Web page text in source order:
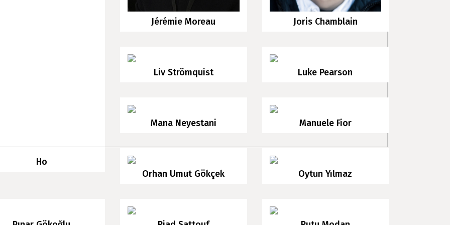
Ho
Jérémie Moreau Joris Chamblain
Liv Strömquist Luke Pearson
Mana Neyestani Manuele Fior
Orhan Umut Gökçek Oytun Yılmaz